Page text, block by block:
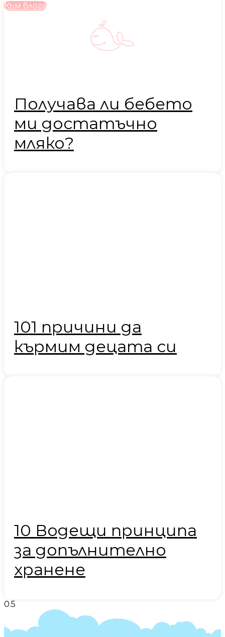
Към блога
Получава ли бебето
ми достатъчно
мляко?
101 причини да
кърмим децата си
10 Водещи принципа
за допълнително
хранене